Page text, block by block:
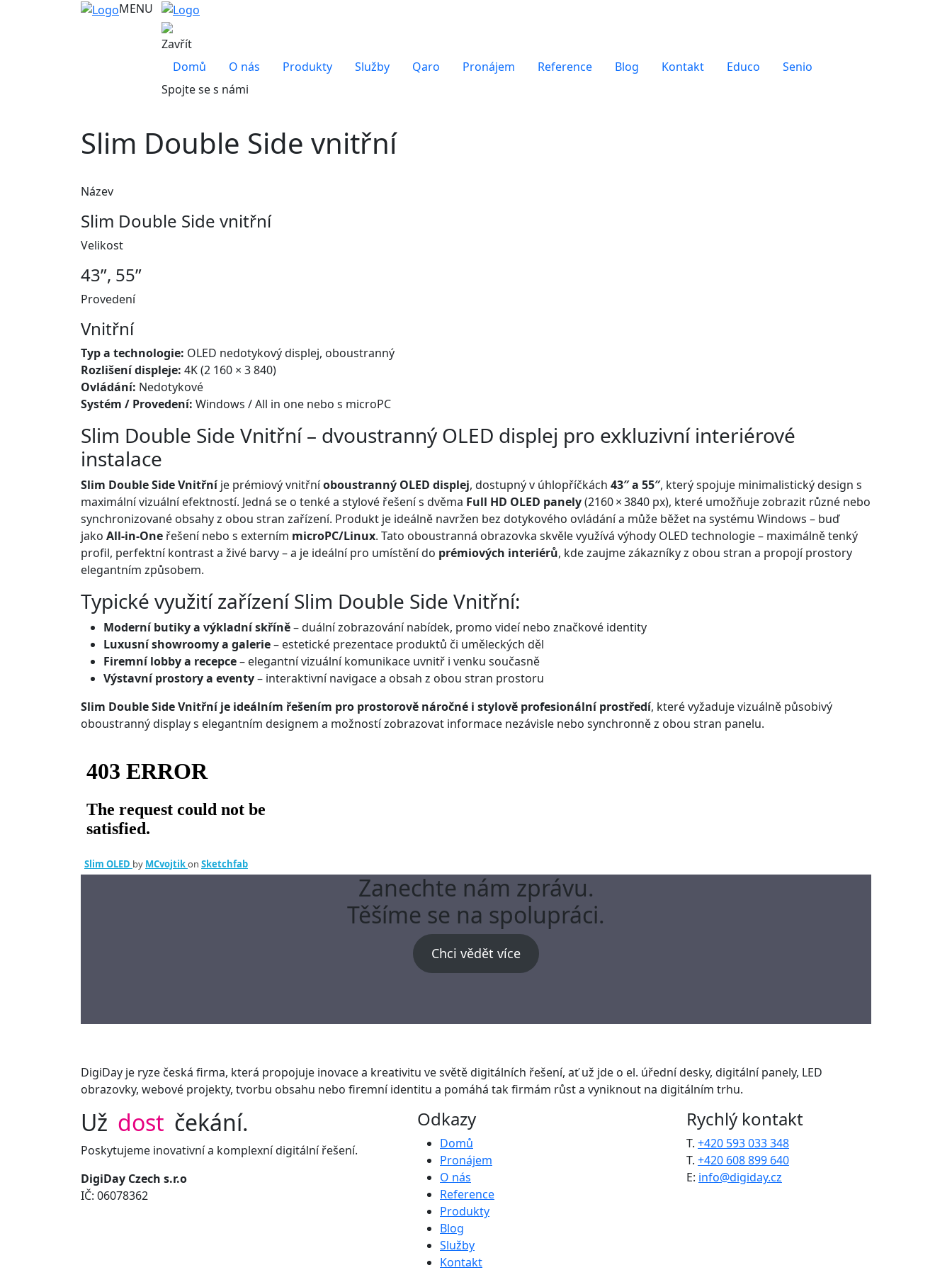
MENU
Zavřít
Domů
O nás Produkty Služby Qaro Pronájem Reference Blog Kontakt Educo
Senio
Spojte se s námi
Slim Double Side vnitřní
Název
Slim Double Side vnitřní
Velikost
43”, 55”
Provedení
Vnitřní
Typ a technologie: OLED nedotykový displej, oboustranný
Rozlišení displeje: 4K (2 160 × 3 840)
Ovládání: Nedotykové
Systém / Provedení: Windows / All in one nebo s microPC
Slim Double Side Vnitřní – dvoustranný OLED displej pro exkluzivní interiérové
instalace
Slim Double Side Vnitřníje prémiový vnitřníoboustranný OLED displej, dostupný v úhlopříčkách 43″ a 55″, který spojuje minimalistický design s
maximální vizuální efektností. Jedná se o tenké a stylové řešení s dvěma Full HD OLED panely(2160 × 3840 px), které umožňuje zobrazit různé nebo
synchronizované obsahy z obou stran zařízení. Produkt je ideálně navržen bez dotykového ovládání a může běžet na systému Windows – buď
jako All-in-One řešení nebo s externím microPC/Linux. Tato oboustranná obrazovka skvěle využívá výhody OLED technologie – maximálně tenký
profil, perfektní kontrast a živé barvy – a je ideální pro umístění do prémiových interiérů, kde zaujme zákazníky z obou stran a propojí prostory
elegantním způsobem.
Typické využití zařízení Slim Double Side Vnitřní:
Moderní butiky a výkladní skříně– duální zobrazování nabídek, promo videí nebo značkové identity
Luxusní showroomy a galerie– estetické prezentace produktů či uměleckých děl
Firemní lobby a recepce– elegantní vizuální komunikace uvnitř i venku současně
Výstavní prostory a eventy– interaktivní navigace a obsah z obou stran prostoru
Slim Double Side Vnitřní je ideálním řešením pro prostorově náročné i stylově profesionální prostředí, které vyžaduje vizuálně působivý
oboustranný display s elegantním designem a možností zobrazovat informace nezávisle nebo synchronně z obou stran panelu.
Slim OLED by MCvojtikon Sketchfab
Zanechte nám zprávu.
Těšíme se na spolupráci.
Chci vědět více
DigiDay je ryze česká firma, která propojuje inovace a kreativitu ve světě digitálních řešení, ať už jde o el. úřední desky, digitální panely, LED
obrazovky, webové projekty, tvorbu obsahu nebo firemní identitu a pomáhá tak firmám růst a vyniknout na digitálním trhu.
Už dost čekání.
Poskytujeme inovativní a komplexní digitální řešení.
DigiDay Czech s.r.o
IČ: 06078362
Odkazy
Domů
Pronájem
O nás
Reference
Produkty
Blog
Služby
Kontakt
Rychlý kontakt
T. +420 593 033 348
T. +420 608 899 640
E: info@digiday.cz